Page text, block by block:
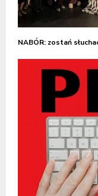
NABÓR: zostań